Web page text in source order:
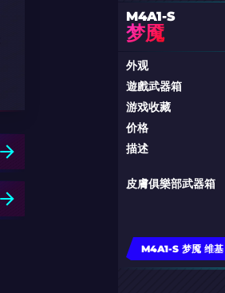
M4A1-S
梦魇
外观
遊戲武器箱
游戏收藏
价格
描述
皮膚俱樂部武器箱
M4A1-S 梦魇 维基